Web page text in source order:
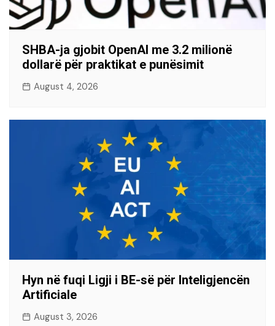
SHBA-ja gjobit OpenAI me 3.2 milionë
dollarë për praktikat e punësimit
August 4, 2026
Hyn në fuqi Ligji i BE-së për Inteligjencën
Artificiale
August 3, 2026